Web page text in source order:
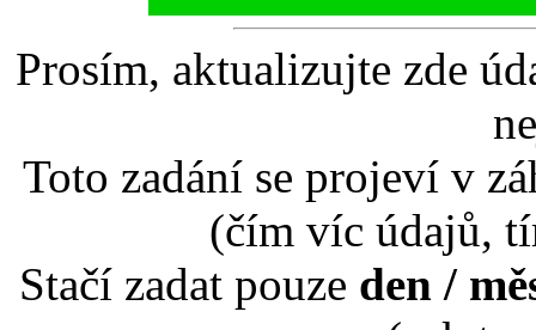
Prosím, aktualizujte zde
Toto zadání se projeví v
(čím víc údajů,
Stačí zadat pouze den /